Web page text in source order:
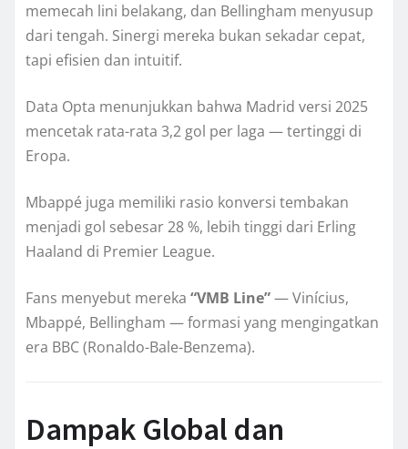
memecah lini belakang, dan Bellingham menyusup
dari tengah. Sinergi mereka bukan sekadar cepat,
tapi efisien dan intuitif.
Data Opta menunjukkan bahwa Madrid versi 2025
mencetak rata-rata 3,2 gol per laga — tertinggi di
Eropa.
Mbappé juga memiliki rasio konversi tembakan
menjadi gol sebesar 28 %, lebih tinggi dari Erling
Haaland di Premier League.
Fans menyebut mereka “VMB Line”— Vinícius,
Mbappé, Bellingham — formasi yang mengingatkan
era BBC (Ronaldo-Bale-Benzema).
Dampak Global dan